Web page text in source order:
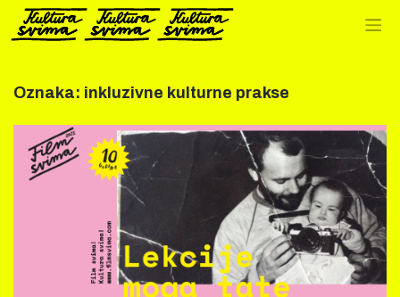
Preskoči
sadržaj
Oznaka: inkluzivne kulturne prakse